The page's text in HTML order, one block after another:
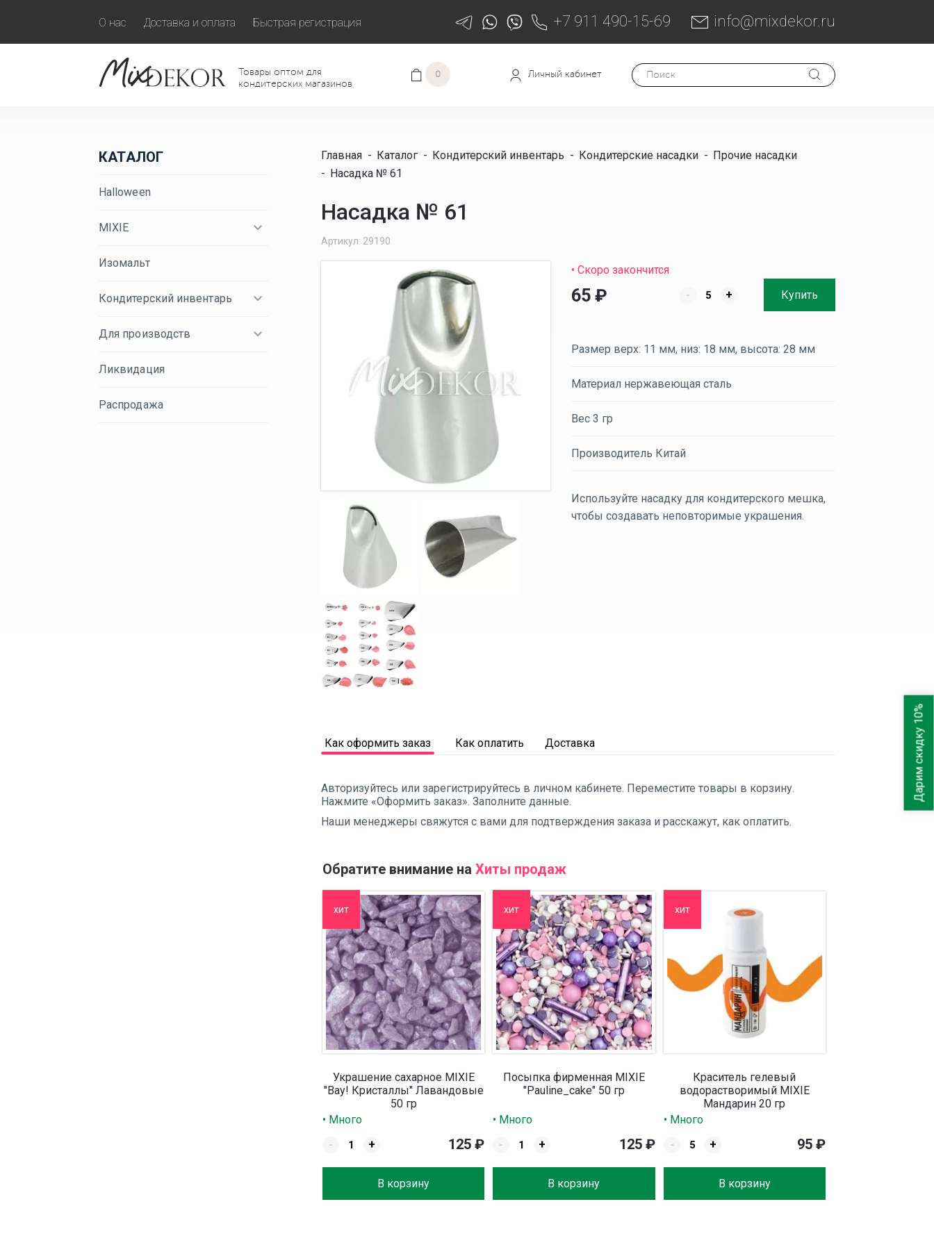
О нас Доставка и оплата Быстрая регистрация +7 911 490-15-69 info@mixdekor.ru
Товары оптом для
кондитерских магазинов
0 Личный кабинет
КАТАЛОГ
Halloween
MIXIE
Изомальт
Кондитерский инвентарь
Для производств
Ликвидация
Распродажа
Главная - Каталог - Кондитерский инвентарь - Кондитерские насадки - Прочие насадки
- Насадка № 61
Насадка № 61
Артикул: 29190
• Скоро закончится
65 ₽ - + Купить
Размер верх: 11 мм, низ: 18 мм, высота: 28 мм
Материал нержавеющая сталь
Вес 3 гр
Производитель Китай
Используйте насадку для кондитерского мешка,
чтобы создавать неповторимые украшения.
Как оформить заказ Как оплатить Доставка
Авторизуйтесь или зарегистрируйтесь в личном кабинете. Переместите товары в корзину.
Нажмите «Оформить заказ». Заполните данные.
Наши менеджеры свяжутся с вами для подтверждения заказа и расскажут, как оплатить.
Обратите внимание на Хиты продаж
хит
Украшение сахарное MIXIE
"Вау! Кристаллы" Лавандовые
50 гр
• Много
-
+
В корзину
125₽
хит
Посыпка фирменная MIXIE
"Pauline_cake" 50 гр
• Много
-
+
В корзину
125 ₽
хит
Краситель гелевый
водорастворимый MIXIE
Мандарин 20 гр
• Много
-
+
В корзину
95 ₽
Дарим скидку 10%